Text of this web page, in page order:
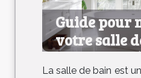
Guide pour
votre salle
La salle de bain est